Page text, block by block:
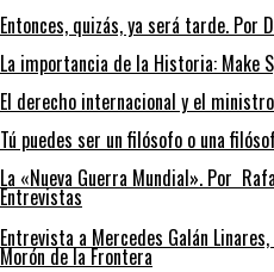
Entonces, quizás, ya será tarde. Por
La importancia de la Historia: Make
El derecho internacional y el
Tú puedes ser un filósofo o una
La «Nueva Guerra Mundial». Por
Entrevistas
Entrevista a Mercedes Galán
Morón de la Frontera